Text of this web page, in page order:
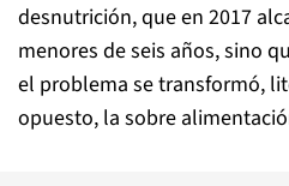
desnutrición, que en 2017
menores de seis años, sino
el problema se transformó,
opuesto, la sobre